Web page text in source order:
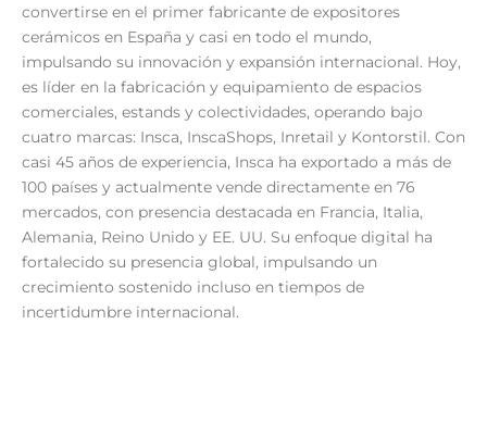
convertirse en el primer fabricante de expositores
cerámicos en España y casi en todo el mundo,
impulsando su innovación y expansión internacional. Hoy,
es líder en la fabricación y equipamiento de espacios
comerciales, estands y colectividades, operando bajo
cuatro marcas: Insca, InscaShops, Inretail y Kontorstil. Con
casi 45 años de experiencia, Insca ha exportado a más de
100 países y actualmente vende directamente en 76
mercados, con presencia destacada en Francia, Italia,
Alemania, Reino Unido y EE. UU. Su enfoque digital ha
fortalecido su presencia global, impulsando un
crecimiento sostenido incluso en tiempos de
incertidumbre internacional.